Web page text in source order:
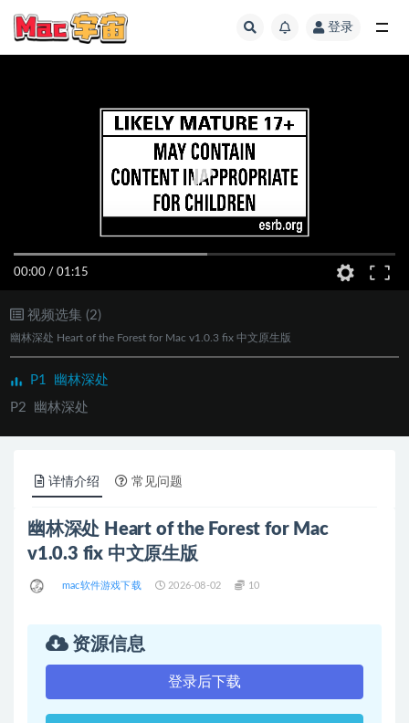
登录
00:00 / 01:15
视频选集 (2)
幽林深处 Heart of the Forest for Mac v1.0.3 fix 中文原生版
P1
幽林深处
P2
幽林深处
详情介绍 常见问题
幽林深处 Heart of the Forest for Mac
v1.0.3 fix 中文原生版
mac软件游戏下载 2026-08-02 10
资源信息
登录后下载